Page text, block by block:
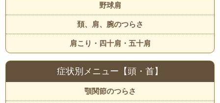
野球肩
頚、肩、腕のつらさ
肩こり・四十肩・五十肩
症状別メニュー【頭・首】
顎関節のつらさ